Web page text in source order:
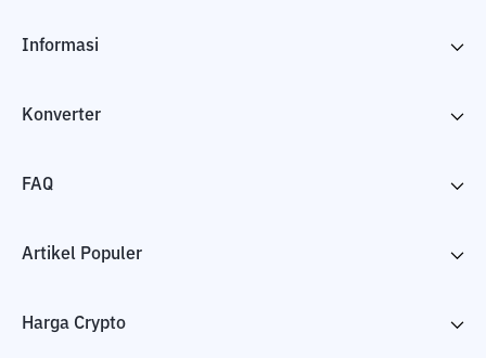
Informasi
Konverter
FAQ
Artikel Populer
Harga Crypto